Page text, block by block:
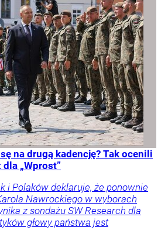
na drugą kadencję? Tak ocenili
„Wprost”
i Polaków deklaruje, że ponownie
Nawrockiego w wyborach
z sondażu SW Research dla
głowy państwa jest